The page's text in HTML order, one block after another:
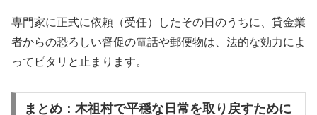
専門家に正式に依頼（受任）したその日のうちに、貸金業
者からの恐ろしい督促の電話や郵便物は、法的な効力によ
ってピタリと止まります。
まとめ：木祖村で平穏な日常を取り戻すために